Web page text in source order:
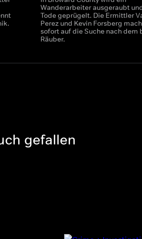
Wanderarbeiter ausgeraubt
Tode geprügelt. Die Ermittler
Perez und Kevin Forsberg
sofort auf die Suche nach dem
Räuber.
gefallen